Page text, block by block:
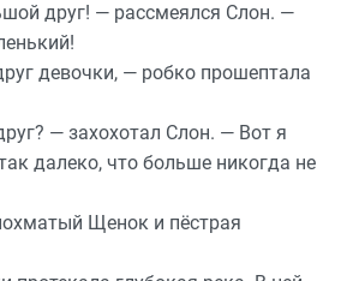
друг! — рассмеялся Слон. —
девочки, — робко прошептала
— захохотал Слон. — Вот я
далеко, что больше никогда не
Щенок и пёстрая